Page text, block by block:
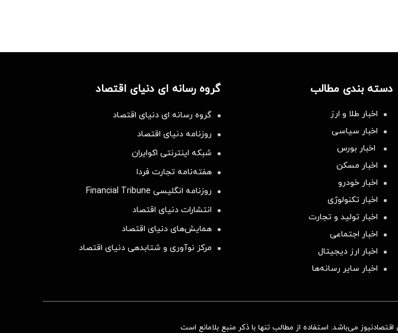
دسته بندی مطالب
اخبار طلا و ارز
اخبار سیاسی
اخبار بورس
اخبار مسکن
اخبار خودرو
اخبار تکنولوژی
اخبار تولید و تجارت
اخبار اجتماعی
اخبار ارز دیجیتال
اخبار سایر رسانه‌‌ها
گروه رسانه ای دنیای اقتصاد
گروه رسانه ای دنیای اقتصاد
روزنامه دنیای اقتصاد
شبکه اینترنتی اکوایران
هفته‌نامه تجارت فردا
روزنامه انگلیسی Financial Tribune
انتشارات دنیای اقتصاد
همایش‌های دنیای اقتصاد
مرکز نوآوری و شتابدهی دنیای اقتصاد
می‌باشد. استفاده از مطالب تنها با ذکر منبع بلامانع است